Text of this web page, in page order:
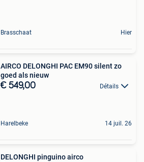
Brasschaat Hier
AIRCO DELONGHI PAC EM90 silent zo
goed als nieuw
€ 549,00 Détails
Harelbeke 14 juil. 26
DELONGHI pinguino airco